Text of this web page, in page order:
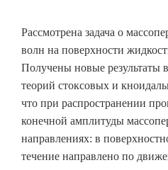
Рассмотрена задача о
волн на поверхности
Получены новые результаты
теорий стоксовых и
что при распространении
конечной амплитуды
направлениях: в
течение направлено по